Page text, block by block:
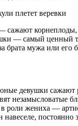
корнеплоды,
— самый ценный
брата мужа или
девушки сажают
незамысловатые
роли жениха —